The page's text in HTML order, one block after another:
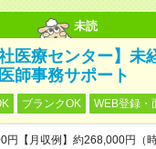
未読
医療センター】未
師事務サポート
ブランクOK WEB登録・
円【月収例】約268,000円（